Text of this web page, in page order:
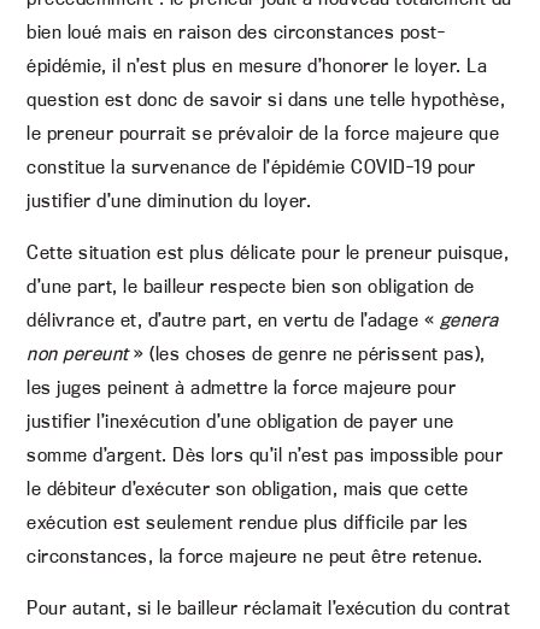
bien loué mais en raison des circonstances post-
épidémie, il n’est plus en mesure d’honorer le loyer. La
question est donc de savoir si dans une telle hypothèse,
le preneur pourrait se prévaloir de la force majeure que
constitue la survenance de l’épidémie COVID-19 pour
justifier d’une diminution du loyer.
Cette situation est plus délicate pour le preneur puisque,
d’une part, le bailleur respecte bien son obligation de
délivrance et, d’autre part, en vertu de l’adage « genera
non pereunt» (les choses de genre ne périssent pas),
les juges peinent à admettre la force majeure pour
justifier l’inexécution d’une obligation de payer une
somme d’argent. Dès lors qu’il n’est pas impossible pour
le débiteur d’exécuter son obligation, mais que cette
exécution est seulement rendue plus difficile par les
circonstances, la force majeure ne peut être retenue.
Pour autant, si le bailleur réclamait l’exécution du contrat